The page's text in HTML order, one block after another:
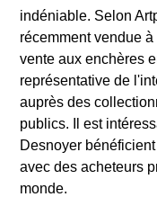
indéniable. Selon
récemment vendue
vente aux enchères
représentative de
auprès des
publics. Il est
Desnoyer
avec des acheteurs
monde.